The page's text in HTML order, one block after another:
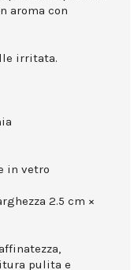
aroma con
irritata.
in vetro
2.5 cm ×
pulita e